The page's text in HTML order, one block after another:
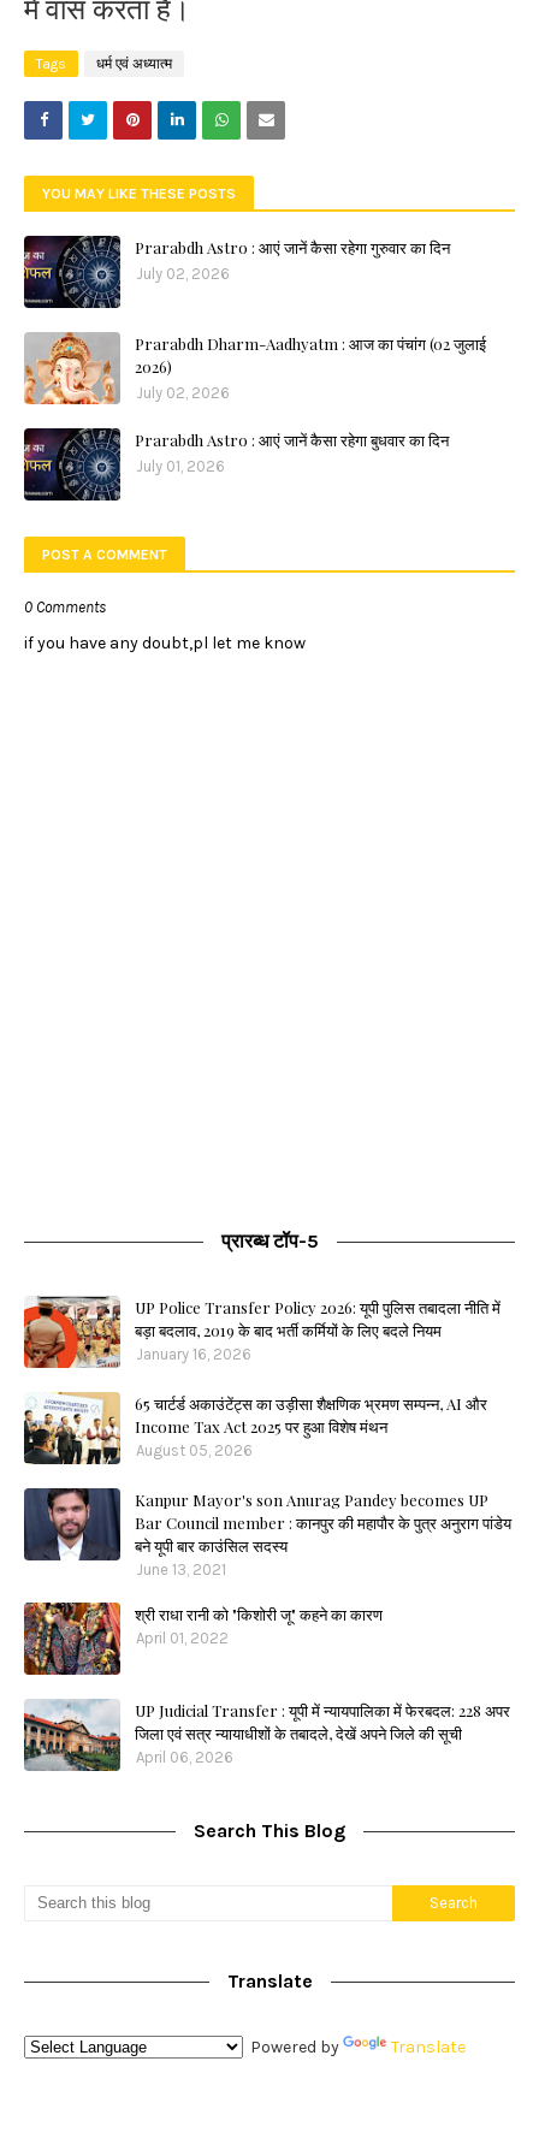
में वास करता है।
Tags धर्म एवं अध्यात्म
YOU MAY LIKE THESE POSTS
Prarabdh Astro : आएं जानें कैसा रहेगा गुरुवार का दिन
July 02, 2026
Prarabdh Dharm-Aadhyatm : आज का पंचांग (02 जुलाई
2026)
July 02, 2026
Prarabdh Astro : आएं जानें कैसा रहेगा बुधवार का दिन
July 01, 2026
POST A COMMENT
0 Comments
if you have any doubt,pl let me know
प्रारब्ध टॉप-5
UP Police Transfer Policy 2026: यूपी पुलिस तबादला नीति में
बड़ा बदलाव, 2019 के बाद भर्ती कर्मियों के लिए बदले नियम
January 16, 2026
65 चार्टर्ड अकाउंटेंट्स का उड़ीसा शैक्षणिक भ्रमण सम्पन्न, AI और
Income Tax Act 2025 पर हुआ विशेष मंथन
August 05, 2026
Kanpur Mayor's son Anurag Pandey becomes UP
Bar Council member : कानपुर की महापौर के पुत्र अनुराग पांडेय
बने यूपी बार काउंसिल सदस्य
June 13, 2021
श्री राधा रानी को "किशोरी जू" कहने का कारण
April 01, 2022
UP Judicial Transfer : यूपी में न्यायपालिका में फेरबदल: 228 अपर
जिला एवं सत्र न्यायाधीशों के तबादले, देखें अपने जिले की सूची
April 06, 2026
Search This Blog
Translate
Powered by Translate